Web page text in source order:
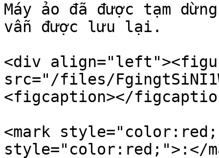
Máy ảo đã được tạm
vẫn được lưu lại.
<div
src="/files/
<figcaption></
<mark
style="color:red;">:</